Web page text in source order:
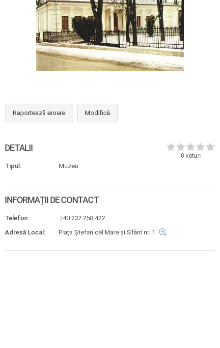
Raportează eroare Modifică
0 voturi
DETALII
Tipul: Muzeu
INFORMAȚII DE CONTACT
Telefon:
+40 232 258 422
Adresă Local:
Piața Ștefan cel Mare și Sfânt nr. 1